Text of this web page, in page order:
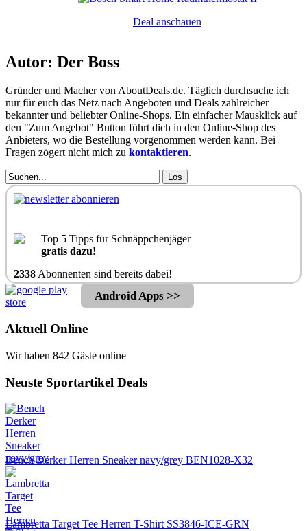
Deal anschauen
Autor: Der Boss
Gründer und Macher von AboutDeals.de. Täglich durchsuche ich
nur für euch das Netz nach Angeboten und Deals zahlreicher
bekannter und beliebter Online-Shops. Ein einfacher Mausklick auf
den "Zum Angebot" Button führt dich in den Online-Shop des
Anbieters, wo die Bestellung vorgenommen werden kann. Bei
Fragen zögert nicht mich zu kontaktieren.
Los
Top 5 Tipps für Schnäppchenjäger
gratis dazu!
2338Abonnenten sind bereits dabei!
Android Apps >>
Aktuell Online
Wir haben 842 Gäste online
Neuste Sportartikel Deals
Bench Derker Herren Sneaker navy/grey BEN1028-X32
Lambretta Target Tee Herren T-Shirt SS3846-ICE-GRN